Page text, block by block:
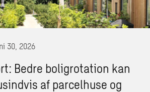
30, 2026
Bedre boligrotation kan
af parcelhuse og